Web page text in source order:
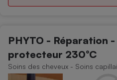
PHYTO - Réparation
protecteur 230°C
Soins des cheveux - Soins